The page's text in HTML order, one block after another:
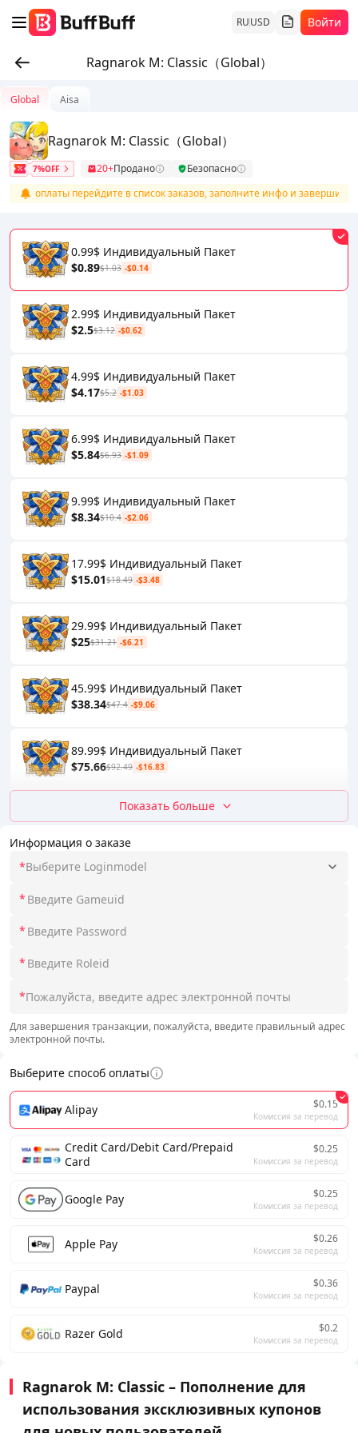
RUUSD Войти
Ragnarok M: Classic（Global）
Информация о заказе
*Выберите Loginmodel
*
*
*
*
Для завершения транзакции, пожалуйста, введите правильный адрес
электронной почты.
Выберите способ оплаты
Alipay $0.15
Комиссия за перевод
Credit Card/Debit Card/Prepaid
Card
$0.25
Комиссия за перевод
Google Pay $0.25
Комиссия за перевод
Apple Pay $0.26
Комиссия за перевод
Paypal $0.36
Комиссия за перевод
Razer Gold $0.2
Комиссия за перевод
Global Aisa
Ragnarok M: Classic（Global）
7%OFF 20+Продано
Безопасно
оплаты перейдите в список заказов, заполните инфо и завершите
0.99$ Индивидуальный Пакет
$0.89$1.03 -$0.14
2.99$ Индивидуальный Пакет
$2.5$3.12 -$0.62
4.99$ Индивидуальный Пакет
$4.17$5.2 -$1.03
6.99$ Индивидуальный Пакет
$5.84$6.93 -$1.09
9.99$ Индивидуальный Пакет
$8.34$10.4 -$2.06
17.99$ Индивидуальный Пакет
$15.01$18.49 -$3.48
29.99$ Индивидуальный Пакет
$25$31.21 -$6.21
45.99$ Индивидуальный Пакет
$38.34$47.4 -$9.06
89.99$ Индивидуальный Пакет
$75.66$92.49 -$16.83
Показать больше
Ragnarok M: Classic – Пополнение для
использования эксклюзивных купонов